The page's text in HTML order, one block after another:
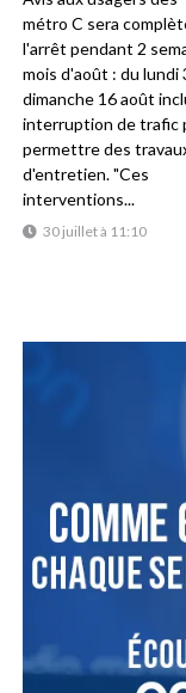
30 juillet à 11:10
métro C sera
l'arrêt pendant 2
mois d'août : du lundi
dimanche 16 août
interruption de trafic
permettre des
d'entretien. "Ces
interventions...